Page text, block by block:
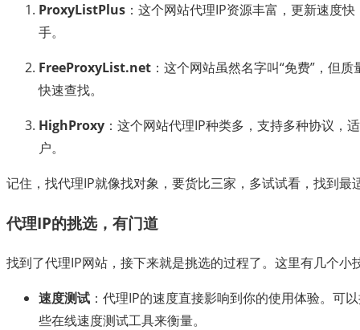
ProxyListPlus ：这个网站代理IP资源丰富，更新速度
手。
FreeProxyList.net ：这个网站虽然名字叫“免费”，但
快速查找。
HighProxy ：这个网站代理IP种类多，支持多种协议，
户。
记住，找代理IP就像找对象，要货比三家，多试试看，找到最
代理IP的挑选，有门道
找到了代理IP网站，接下来就是挑选的过程了。这里有几个小
速度测试 ：代理IP的速度直接影响到你的使用体验。可
些在线速度测试工具来衡量。